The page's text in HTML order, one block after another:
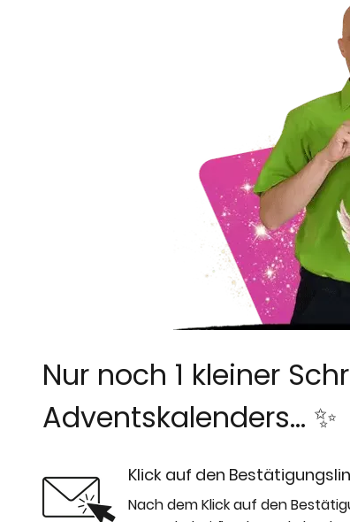
Nur noch 1 kleiner
Adventskalenders... ✨
Klick auf den
Nach dem Klick auf den